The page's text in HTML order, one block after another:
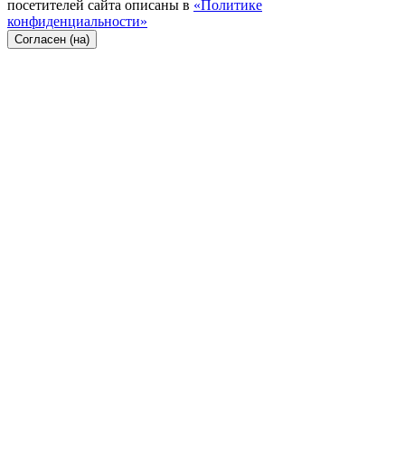
посетителей сайта описаны в «Политике
конфиденциальности»
Согласен (на)